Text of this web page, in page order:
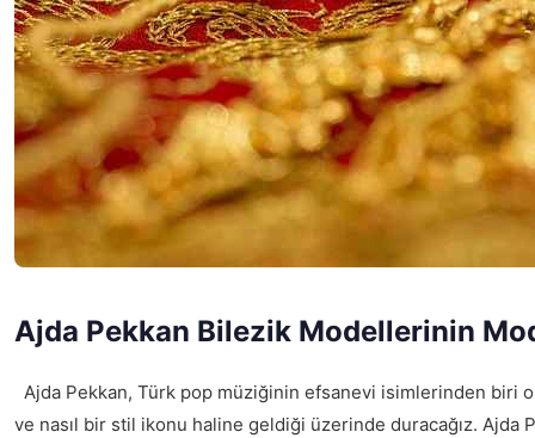
Ajda Pekkan Bilezik Modellerinin
Ajda Pekkan, Türk pop müziğinin efsanevi isimlerinden biri
ve nasıl bir stil ikonu haline geldiği üzerinde duracağız. Ajda